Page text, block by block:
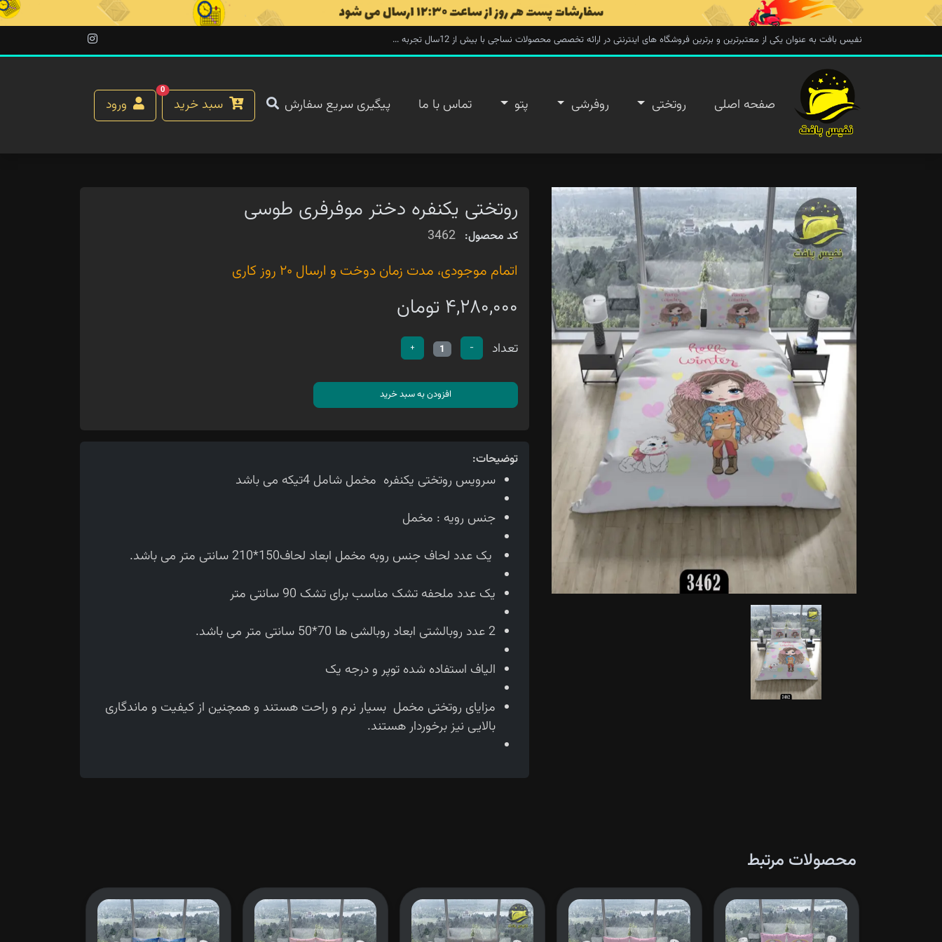
نفیس بافت به عنوان یکی از معتبرترین و برترین فروشگاه های اینترنتی در ارائه تخصصی محصولات نساجی با بیش از 12سال تجربه ...
صفحه اصلی روتختی روفرشی پتو تماس با ما پیگیری سریع سفارش سبد خرید
0
ورود
روتختی یکنفره دختر موفرفری طوسی
کد محصول: 3462
اتمام موجودی، مدت زمان دوخت و ارسال ۲۰ روز کاری
۴,۲۸۰,۰۰۰ تومان
تعداد -
1
+
افزودن به سبد خرید
توضیحات:
سرویس روتختی یکنفره مخمل شامل 4تیکه می باشد
جنس رویه : مخمل
یک عدد لحاف جنس روبه مخمل ابعاد لحاف150*210 سانتی متر می باشد.
یک عدد ملحفه تشک مناسب برای تشک 90 سانتی متر
2 عدد روبالشتی ابعاد روبالشی ها 70*50 سانتی متر می باشد.
الیاف استفاده شده توپر و درجه یک
مزایای روتختی مخمل بسیار نرم و راحت هستند و همچنین از کیفیت و ماندگاری
بالایی نیز برخوردار هستند.
محصولات مرتبط